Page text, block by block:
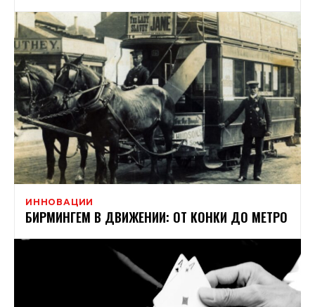
ИННОВАЦИИ
БИРМИНГЕМ В ДВИЖЕНИИ: ОТ КОНКИ ДО МЕТРО